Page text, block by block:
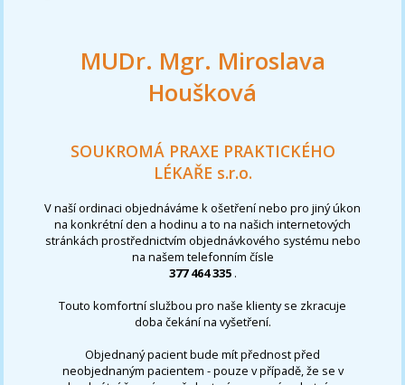
MUDr. Mgr. Miroslava
Houšková
SOUKROMÁ PRAXE PRAKTICKÉHO
LÉKAŘE s.r.o.
V naší ordinaci objednáváme k ošetření nebo pro jiný úkon
na konkrétní den a hodinu a to na našich internetových
stránkách prostřednictvím objednávkového systému nebo
na našem telefonním čísle
377 464 335 .
Touto komfortní službou pro naše klienty se zkracuje
doba čekání na vyšetření.
Objednaný pacient bude mít přednost před
neobjednaným pacientem - pouze v případě, že se v